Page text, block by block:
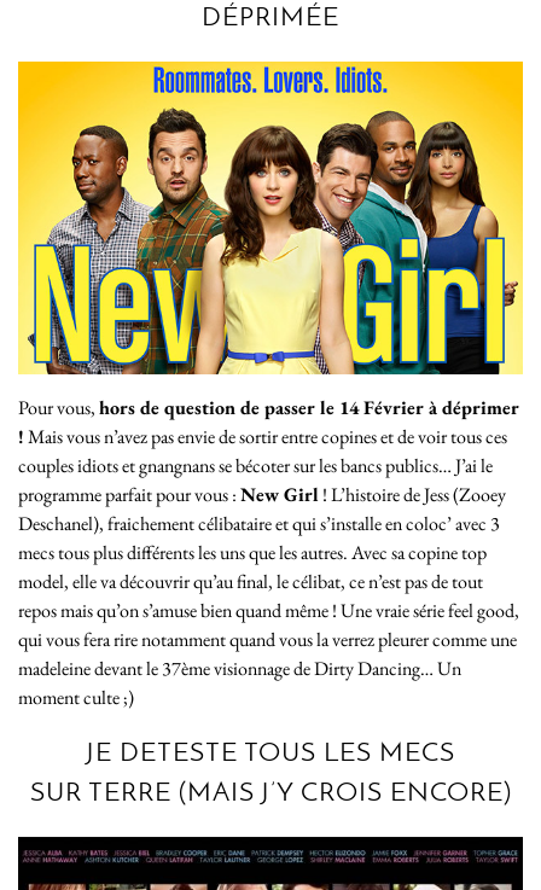
DÉPRIMÉE
Pour vous,hors de question de passer le 14 Février à déprimer
!Mais vous n’avez pas envie de sortir entre copines et de voir tous ces
couples idiots et gnangnans se bécoter sur les bancs publics… J’ai le
programme parfait pour vous :New Girl! L’histoire de Jess (Zooey
Deschanel), fraichement célibataire et qui s’installe en coloc’ avec 3
mecs tous plus différents les uns que les autres. Avec sa copine top
model, elle va découvrir qu’au final, le célibat, ce n’est pas de tout
repos mais qu’on s’amuse bien quand même ! Une vraie série feel good,
qui vous fera rire notamment quand vous la verrez pleurer comme une
madeleine devant le 37ème visionnage de Dirty Dancing… Un
moment culte ;)
JE DETESTE TOUS LES MECS
SUR TERRE (MAIS J’Y CROIS ENCORE)